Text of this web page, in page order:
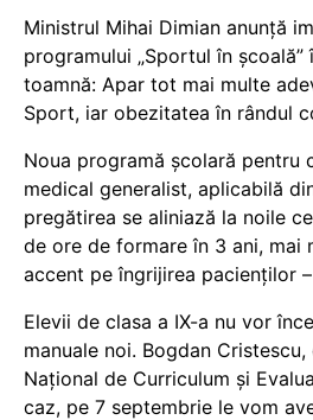
Ministrul Mihai Dimian anunță
programului „Sportul în
toamnă: Apar tot mai multe
Sport, iar obezitatea în rândul
Noua programă școlară pentru
medical generalist, aplicabilă
pregătirea se aliniază la noile
de ore de formare în 3 ani, mai
accent pe îngrijirea pacienților
Elevii de clasa a IX-a nu vor
manuale noi. Bogdan
Național de Curriculum și
caz, pe 7 septembrie le vom